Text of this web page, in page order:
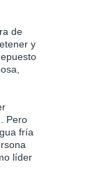
de
y
Pero
fría
líder